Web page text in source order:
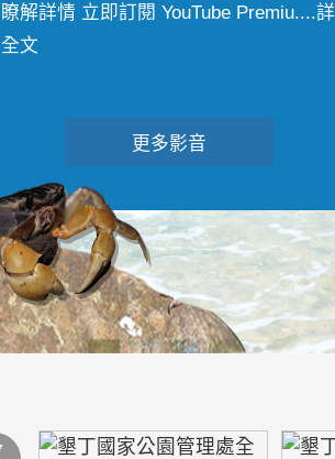
瞭解詳情 立即訂閱 YouTube Premiu....詳
全文
更多影音